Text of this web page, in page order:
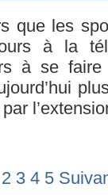
que les
à la
à se
2 3 4 5